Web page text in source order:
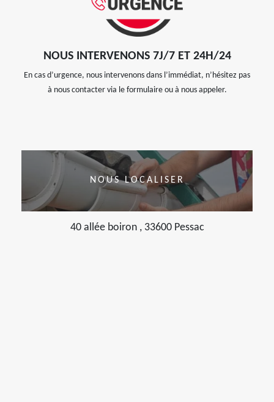
NOUS INTERVENONS 7J/7 ET 24H/24
En cas d’urgence, nous intervenons dans l’immédiat, n’hésitez pas
à nous contacter via le formulaire ou à nous appeler.
NOUS LOCALISER
40 allée boiron , 33600 Pessac